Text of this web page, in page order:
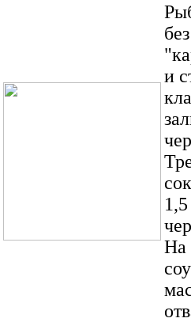
и
На